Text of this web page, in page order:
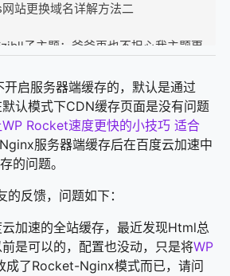
站更换域名详解方法二
子主题：爸爸再也不担心我主题更
悬浮动画广告
页十小格
启服务器端缓存的，默认是通过
认模式下CDN缓存页面是没有问题
Rocket速度更快的小技巧 适合
服务器端缓存后在百度云加速中
的问题。
反馈，问题如下：
加速的全站缓存，最近发现Html总
是可以的，配置也没动，只是将WP
成了Rocket-Nginx模式而已，请问